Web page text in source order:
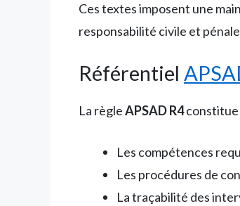
Ces textes imposent une
responsabilité civile et
Référentiel
La règleAPSAD R4constitue
Les compétences
Les procédures de
La traçabilité des